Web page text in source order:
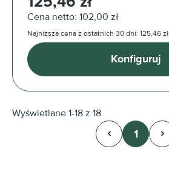
Cena netto: 102,00 zł
Najniższa cena z ostatnich 30 dni: 125,46 zł
Konfiguruj
Wyświetlane 1-18 z 18
Strona
1